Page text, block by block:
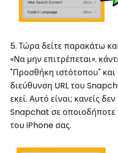
5. Τώρα δείτε παρακάτω
«Να μην επιτρέπεται».
"Προσθήκη ιστότοπου" και
διεύθυνση URL του
εκεί. Αυτό είναι; κανείς
Snapchat σε
του iPhone σας.